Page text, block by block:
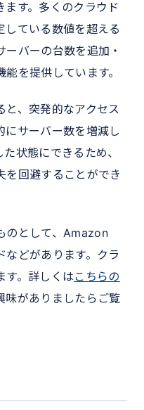
ます。多くのクラウド
している数値を超える
バーの台数を追加・
を提供しています。
と、突発的なアクセス
にサーバー数を増減し
状態にできるため、
を回避することができ
のとして、Amazon
どがあります。クラ
す。詳しくはこちらの
味がありましたらご覧